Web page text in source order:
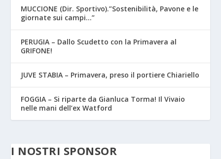
MUCCIONE (Dir. Sportivo).”Sostenibilità, Pavone e le
giornate sui campi…”
PERUGIA – Dallo Scudetto con la Primavera al
GRIFONE!
JUVE STABIA – Primavera, preso il portiere Chiariello
FOGGIA – Si riparte da Gianluca Torma! Il Vivaio
nelle mani dell’ex Watford
I NOSTRI SPONSOR